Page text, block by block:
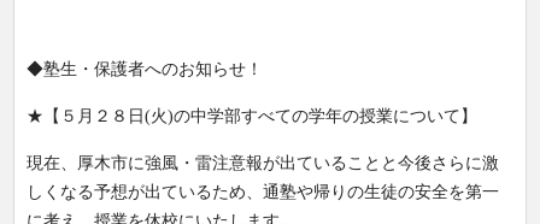
◆塾生・保護者へのお知らせ！
★【５月２８日(火)の中学部すべての学年の授業について】
現在、厚木市に強風・雷注意報が出ていることと今後さらに激
しくなる予想が出ているため、通塾や帰りの生徒の安全を第一